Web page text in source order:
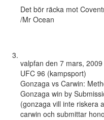
Det bör räcka mot
/Mr Ocean
valpfan den 7 mars,
UFC 96 (kampsport)
Gonzaga vs Carwin:
Gonzaga win by
(gonzaga vill inte riskera
carwin och submittar